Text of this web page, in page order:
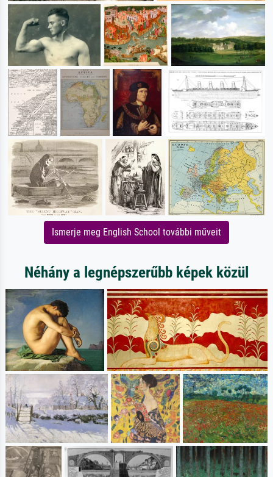
Ismerje meg English School további műveit
Néhány a legnépszerűbb képek közül